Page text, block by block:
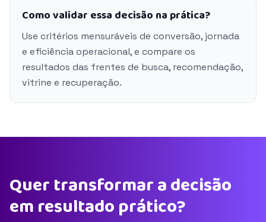
Como validar essa decisão na prática?
Use critérios mensuráveis de conversão, jornada
e eficiência operacional, e compare os
resultados das frentes de busca, recomendação,
vitrine e recuperação.
Quer transformar a decisão
em resultado prático?